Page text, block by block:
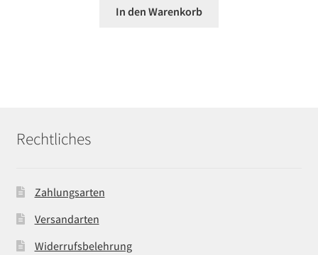
In den Warenkorb
Rechtliches
Zahlungsarten
Versandarten
Widerrufsbelehrung